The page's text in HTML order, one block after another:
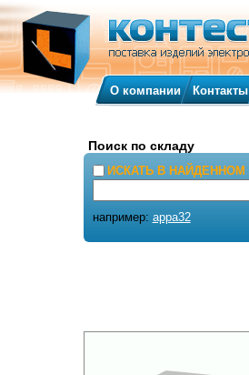
О компании Контакты
Поиск по складу
ИСКАТЬ В НАЙДЕННОМ
например: appa32